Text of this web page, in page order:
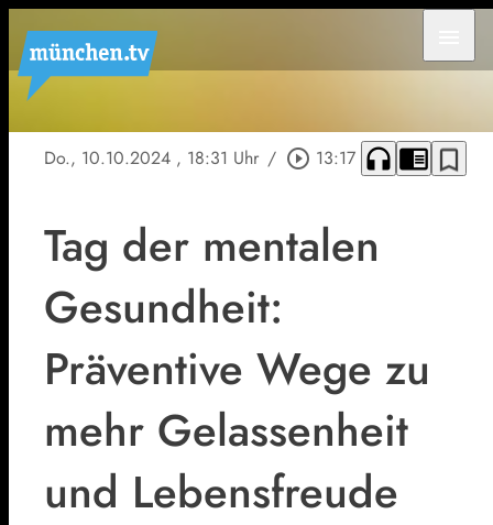
Do., 10.10.2024 , 18:31 Uhr / play_circle_outline 13:17 headphones chrome_reader_mode bookmark_border
Tag der mentalen
Gesundheit:
Präventive Wege zu
mehr Gelassenheit
und Lebensfreude